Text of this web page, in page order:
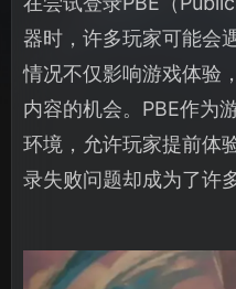
器时，许多玩家可能会
情况不仅影响游戏体验
内容的机会。PBE作为
环境，允许玩家提前体
录失败问题却成为了许